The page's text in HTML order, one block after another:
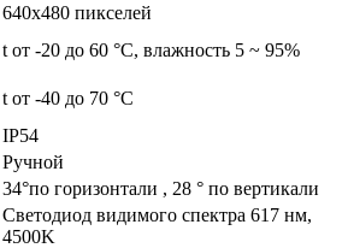
640х480 пикселей
t от -20 до 60 °C, влажность 5 ~ 95%
t от -40 до 70 °C
IP54
Ручной
34°по горизонтали , 28 ° по вертикали
Светодиод видимого спектра 617 нм,
4500K